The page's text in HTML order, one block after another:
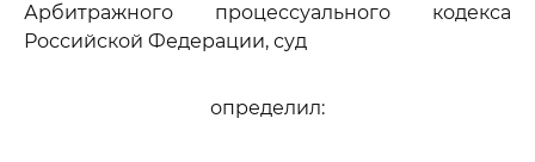
Арбитражного процессуального кодекса
Российской Федерации, суд
определил: